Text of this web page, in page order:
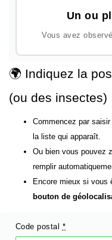
Un ou
Vous avez
🌍 Indiquez la
(ou des insectes)
Commencez par
la liste qui apparaît.
Ou bien vous pouvez
remplir
Encore mieux si vous
bouton de
Code postal *